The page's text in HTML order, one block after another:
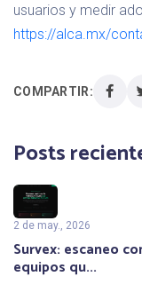
usuarios y medir
https://alca.mx/
COMPARTIR:
Posts
2 de may., 2026
Survex: escaneo
equipos qu...